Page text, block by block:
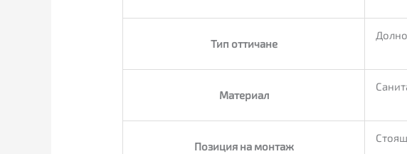
Тип оттичане
Долно
Материал
Позиция на монтаж
Стоящ